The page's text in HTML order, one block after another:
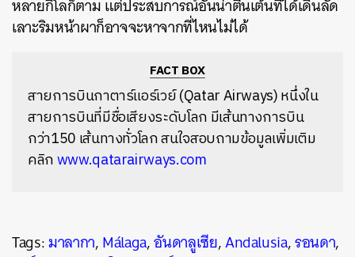
หลายกิโลก็ตาม แต่ประสบการณ์อันน่าตื่นเต้นที่ได้เดินลัด
เลาะริมหน้าผาก็อาจจะหาจากที่ไหนไม่ได้
FACT BOX
สายการบินกาตาร์แอร์เวย์ (Qatar Airways) หนึ่งใน
สายการบินที่มีชื่อเสียงระดับโลก มีเส้นทางการบิน
กว่า150 เส้นทางทั่วโลก สนใจสอบถามข้อมูลเพิ่มเติม
คลิกwww.qatarairways.com
Tags:มาลากา,Málaga,อันดาลูเซีย,Andalusia,รอนดา,